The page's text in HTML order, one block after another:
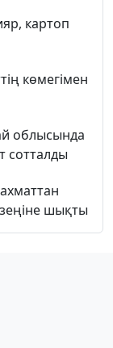
картоп
көмегімен
облысында
сотталды
шықты